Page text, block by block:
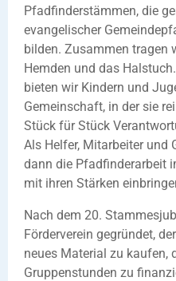
Pfadfinderstämmen, die
evangelischer
bilden. Zusammen tragen
Hemden und das
bieten wir Kindern und
Gemeinschaft, in der sie
Stück für Stück
Als Helfer, Mitarbeiter und
dann die Pfadfinderarbeit
mit ihren Stärken
Nach dem 20.
Förderverein gegründet,
neues Material zu kaufen,
Gruppenstunden zu